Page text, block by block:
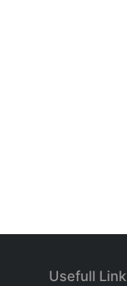
Usefull Link